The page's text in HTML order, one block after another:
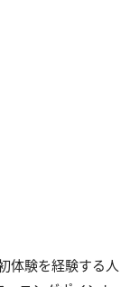
体験を経験する人